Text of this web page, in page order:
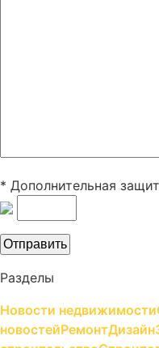
* Дополнительная
Разделы
Новости недвижимости
новостейРемонтДизайн